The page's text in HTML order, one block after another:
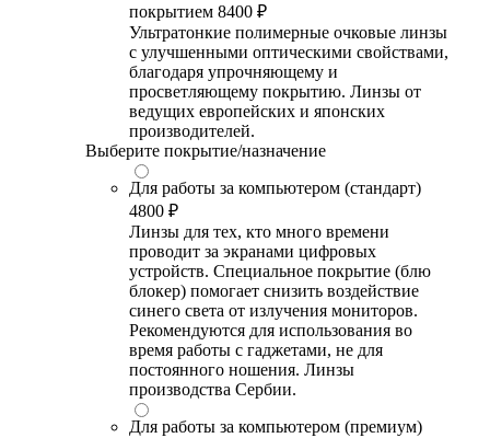
покрытием 8400 ₽
Ультратонкие полимерные очковые линзы
с улучшенными оптическими свойствами,
благодаря упрочняющему и
просветляющему покрытию. Линзы от
ведущих европейских и японских
производителей.
Выберите покрытие/назначение
Для работы за компьютером (стандарт)
4800 ₽
Линзы для тех, кто много времени
проводит за экранами цифровых
устройств. Специальное покрытие (блю
блокер) помогает снизить воздействие
синего света от излучения мониторов.
Рекомендуются для использования во
время работы с гаджетами, не для
постоянного ношения. Линзы
производства Сербии.
Для работы за компьютером (премиум)